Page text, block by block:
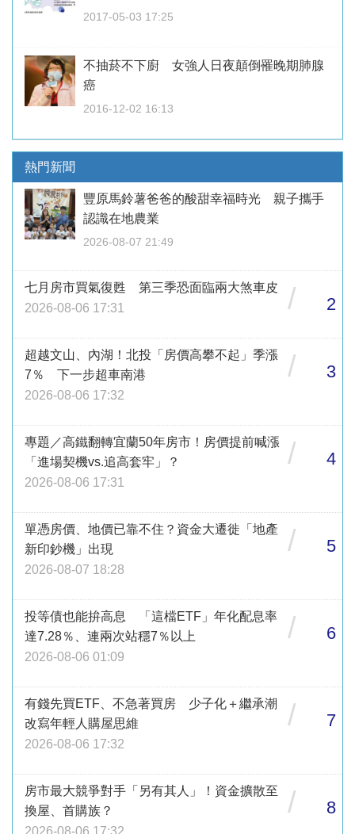
2017-05-03 17:25
不抽菸不下廚 女強人日夜顛倒罹晚期肺腺
癌
2016-12-02 16:13
熱門新聞
豐原馬鈴薯爸爸的酸甜幸福時光 親子攜手
認識在地農業
2026-08-07 21:49
七月房市買氣復甦 第三季恐面臨兩大煞車皮
2026-08-06 17:31
/ 2
超越文山、內湖！北投「房價高攀不起」季漲
7％ 下一步超車南港
2026-08-06 17:32
/ 3
專題／高鐵翻轉宜蘭50年房市！房價提前喊漲
「進場契機vs.追高套牢」？
2026-08-06 17:31
/ 4
單憑房價、地價已靠不住？資金大遷徙「地產
新印鈔機」出現
2026-08-07 18:28
/ 5
投等債也能拚高息 「這檔ETF」年化配息率
達7.28％、連兩次站穩7％以上
2026-08-06 01:09
/ 6
有錢先買ETF、不急著買房 少子化＋繼承潮
改寫年輕人購屋思維
2026-08-06 17:32
/ 7
房市最大競爭對手「另有其人」！資金擴散至
換屋、首購族？
2026-08-06 17:32
/ 8